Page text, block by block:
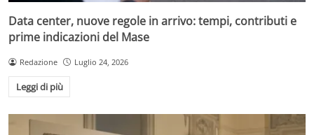
Data center, nuove regole in arrivo: tempi, contributi e
prime indicazioni del Mase
Redazione Luglio 24, 2026
Leggi di più